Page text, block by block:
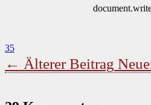
35
← Älterer Beitrag